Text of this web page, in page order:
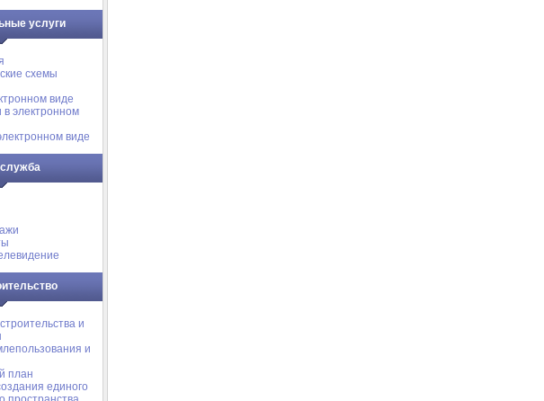
услуги
схемы
виде
в электронном
виде
и
и
план
единого